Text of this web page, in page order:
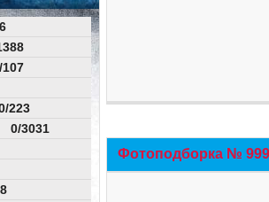
223
0/3031
Фотоподборка №